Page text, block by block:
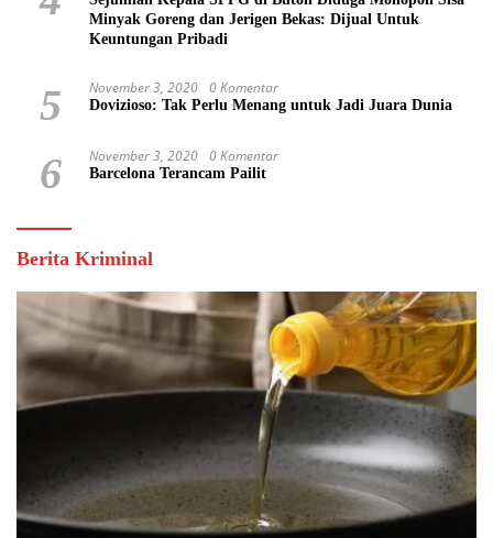
Minyak Goreng dan Jerigen Bekas: Dijual Untuk
Keuntungan Pribadi
5 November 3, 2020 0 Komentar
Dovizioso: Tak Perlu Menang untuk Jadi Juara Dunia
6 November 3, 2020 0 Komentar
Barcelona Terancam Pailit
Berita Kriminal